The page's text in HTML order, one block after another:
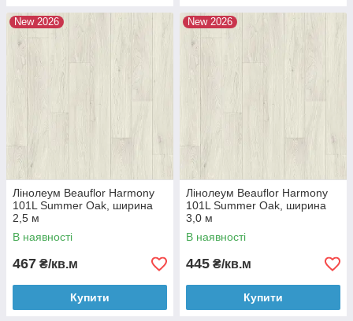
New 2026
Лінолеум Beauflor Harmony
101L Summer Oak, ширина
2,5 м
В наявності
467 ₴/кв.м
Купити
New 2026
Лінолеум Beauflor Harmony
101L Summer Oak, ширина
3,0 м
В наявності
445 ₴/кв.м
Купити